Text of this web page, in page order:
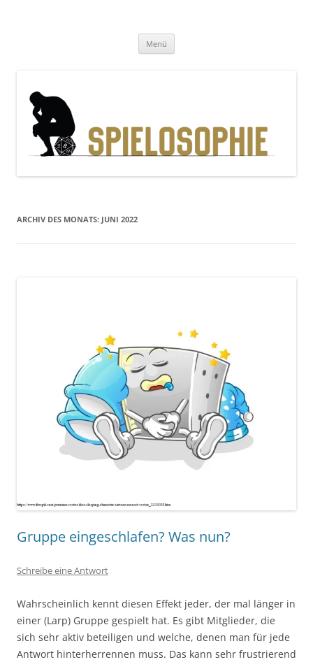
Menü
ARCHIV DES MONATS: JUNI 2022
Gruppe eingeschlafen? Was nun?
Schreibe eine Antwort
Wahrscheinlich kennt diesen Effekt jeder, der mal länger in
einer (Larp) Gruppe gespielt hat. Es gibt Mitglieder, die
sich sehr aktiv beteiligen und welche, denen man für jede
Antwort hinterherrennen muss. Das kann sehr frustrierend